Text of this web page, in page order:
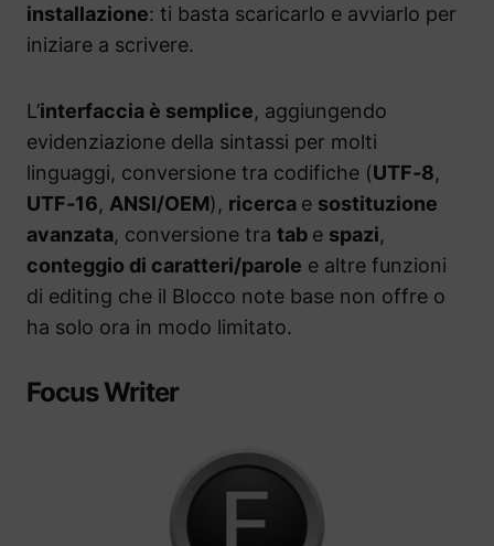
installazione: ti basta scaricarlo e avviarlo per
iniziare a scrivere.
L’interfaccia è semplice, aggiungendo
evidenziazione della sintassi per molti
linguaggi, conversione tra codifiche (UTF‑8,
UTF‑16, ANSI/OEM), ricerca e sostituzione
avanzata, conversione tra tab e spazi,
conteggio di caratteri/parole e altre funzioni
di editing che il Blocco note base non offre o
ha solo ora in modo limitato.
Focus Writer